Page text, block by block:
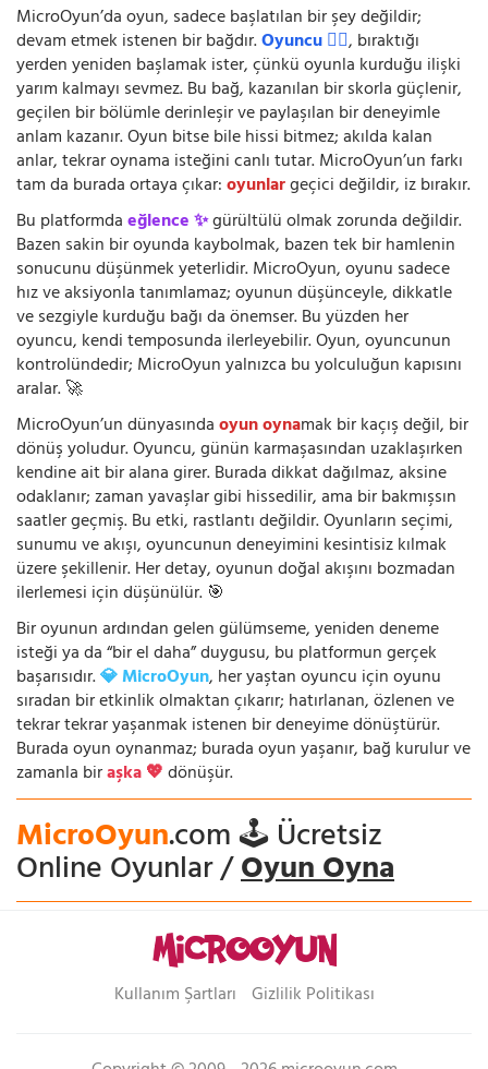
MicroOyun’da oyun, sadece başlatılan bir şey değildir;
devam etmek istenen bir bağdır.Oyuncu 🧍‍♂️, bıraktığı
yerden yeniden başlamak ister, çünkü oyunla kurduğu ilişki
yarım kalmayı sevmez. Bu bağ, kazanılan bir skorla güçlenir,
geçilen bir bölümle derinleşir ve paylaşılan bir deneyimle
anlam kazanır. Oyun bitse bile hissi bitmez; akılda kalan
anlar, tekrar oynama isteğini canlı tutar. MicroOyun’un farkı
tam da burada ortaya çıkar:oyunlargeçici değildir, iz bırakır.
Bu platformdaeğlence ✨gürültülü olmak zorunda değildir.
Bazen sakin bir oyunda kaybolmak, bazen tek bir hamlenin
sonucunu düşünmek yeterlidir. MicroOyun, oyunu sadece
hız ve aksiyonla tanımlamaz; oyunun düşünceyle, dikkatle
ve sezgiyle kurduğu bağı da önemser. Bu yüzden her
oyuncu, kendi temposunda ilerleyebilir. Oyun, oyuncunun
kontrolündedir; MicroOyun yalnızca bu yolculuğun kapısını
aralar. 🚀
MicroOyun’un dünyasındaoyun oynamak bir kaçış değil, bir
dönüş yoludur. Oyuncu, günün karmaşasından uzaklaşırken
kendine ait bir alana girer. Burada dikkat dağılmaz, aksine
odaklanır; zaman yavaşlar gibi hissedilir, ama bir bakmışsın
saatler geçmiş. Bu etki, rastlantı değildir. Oyunların seçimi,
sunumu ve akışı, oyuncunun deneyimini kesintisiz kılmak
üzere şekillenir. Her detay, oyunun doğal akışını bozmadan
ilerlemesi için düşünülür. 🎯
Bir oyunun ardından gelen gülümseme, yeniden deneme
isteği ya da “bir el daha” duygusu, bu platformun gerçek
başarısıdır.💎 MicroOyun, her yaştan oyuncu için oyunu
sıradan bir etkinlik olmaktan çıkarır; hatırlanan, özlenen ve
tekrar tekrar yaşanmak istenen bir deneyime dönüştürür.
Burada oyun oynanmaz; burada oyun yaşanır, bağ kurulur ve
zamanla biraşka 💖dönüşür.
MicroOyun.com 🕹️ Ücretsiz
Online Oyunlar /Oyun Oyna
Kullanım Şartları Gizlilik Politikası